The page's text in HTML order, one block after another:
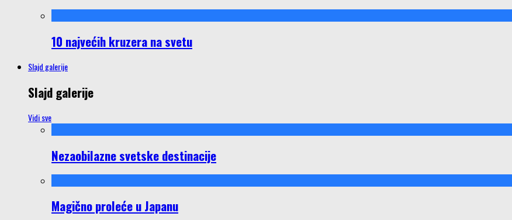
10 najvećih kruzera na svetu
Slajd galerije
Slajd galerije
Vidi sve
Nezaobilazne svetske destinacije
Magično proleće u Japanu